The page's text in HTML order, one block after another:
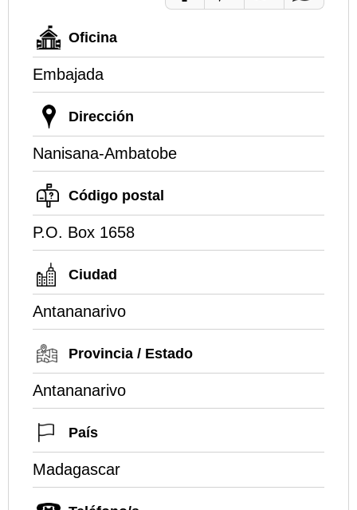
Oficina
Embajada
Dirección
Nanisana-Ambatobe
Código postal
P.O. Box 1658
Ciudad
Antananarivo
Provincia / Estado
Antananarivo
País
Madagascar